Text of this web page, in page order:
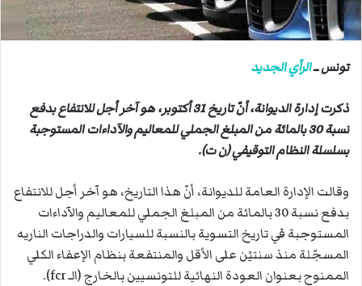
ت
ي
ا
تونس ــالرأي الجديد
ذكرت إدارة الديوانة، أنّ تاريخ 31 أكتوبر، هو آخر أجل للانتفاع بدفع
نسبة 30 بالمائة من المبلغ الجملي للمعاليم والآداءات المستوجبة
بسلسلة النظام التوقيفي (ن ت).
وقالت الإدارة العامة للديوانة، أنّ هذا التاريخ، هو آخر أجل للانتفاع
بدفع نسبة 30 بالمائة من المبلغ الجملي للمعاليم والآداءات
المستوجبة في تاريخ التسوية بالنسبة للسيارات والدراجات الناريه
المسجّلة منذ سنتيْن على الأقل والمنتفعة بنظام الإعفاء الكلي
الممنوح بعنوان العودة النهائية للتونسيين بالخارج (الـ fcr).